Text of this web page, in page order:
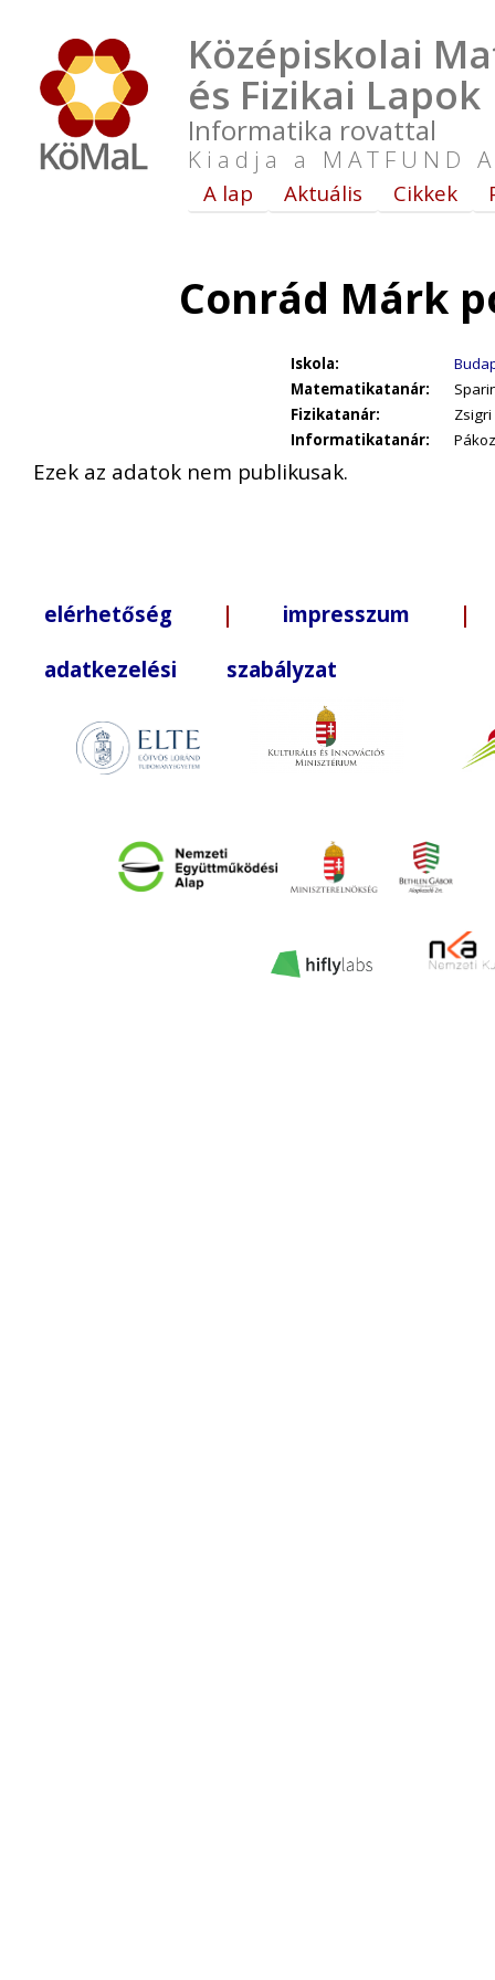
Középiskolai
és Fizikai Lapok
Informatika rovattal
Kiadja a MATFUND
A lap Aktuális Cikkek
Conrád Márk
Iskola:
Matematikatanár:
Fizikatanár:
Zsigri
Informatikatanár:
Ezek az adatok nem publikusak.
elérhetőség | impresszum |
adatkezelési szabályzat